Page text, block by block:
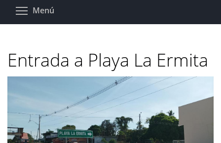
Pasar
Menú
Entrada a Playa La Ermita